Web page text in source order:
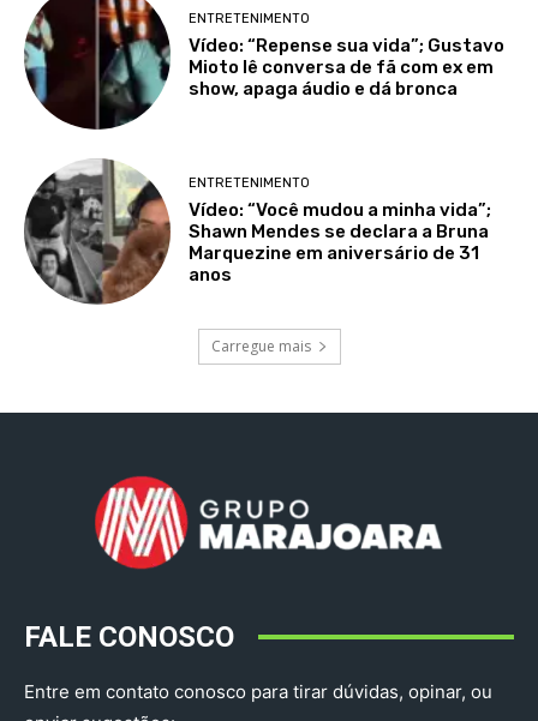
ENTRETENIMENTO
Vídeo: “Repense sua vida”; Gustavo
Mioto lê conversa de fã com ex em
show, apaga áudio e dá bronca
ENTRETENIMENTO
Vídeo: “Você mudou a minha vida”;
Shawn Mendes se declara a Bruna
Marquezine em aniversário de 31
anos
Carregue mais
FALE CONOSCO
Entre em contato conosco para tirar dúvidas, opinar, ou